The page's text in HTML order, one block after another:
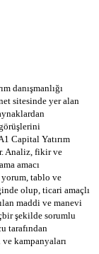
danışmanlığı
sitesinde yer alan
Capital Yatırım
Analiz, fikir ve
amacı
tablo ve
olup, ticari amaçlı
maddi ve manevi
şekilde sorumlu
tarafından
kampanyaları